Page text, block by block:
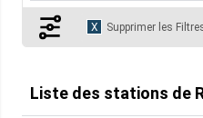
1. Spanish
Supprimer les
Liste des stations de